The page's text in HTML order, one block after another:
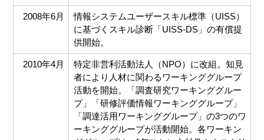
2008年6月
情報システムユーザースキル標準（UISS）
に基づくスキル診断「UISS-DS」の有償提
供開始。
2010年4月
特定非営利活動法人（NPO）に改組。知見
者により人材に関わるワーキンググループ
活動を開始。「調査研究ワーキンググルー
プ」「研修評価情報ワーキンググループ」
「調達活用ワーキンググループ」の3つのワ
ーキンググループが活動開始。各ワーキン